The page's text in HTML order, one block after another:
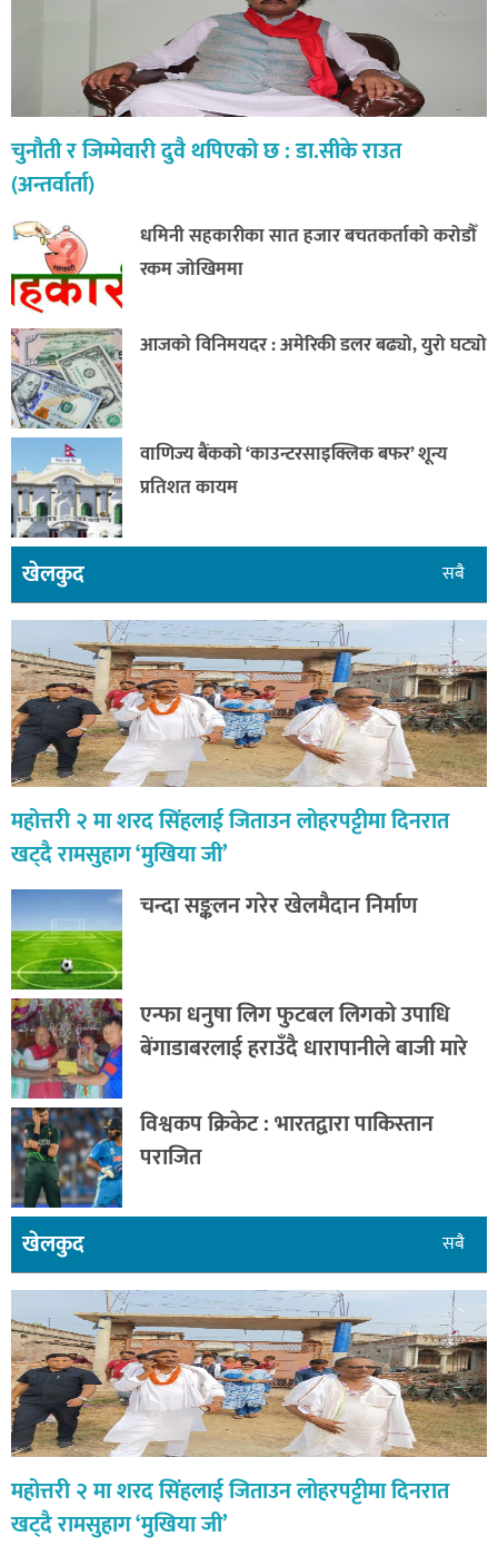
चुनौती र जिम्मेवारी दुवै थपिएको छ : डा.सीके राउत
(अन्तर्वार्ता)
धमिनी सहकारीका सात हजार बचतकर्ताको करोडौँ
रकम जोखिममा
आजको विनिमयदर : अमेरिकी डलर बढ्यो, युरो घट्यो
वाणिज्य बैंकको ‘काउन्टरसाइक्लिक बफर’ शून्य
प्रतिशत कायम
खेलकुद सबै
महोत्तरी २ मा शरद सिंहलाई जिताउन लोहरपट्टीमा दिनरात
खट्दै रामसुहाग ‘मुखिया जी’
चन्दा सङ्कलन गरेर खेलमैदान निर्माण
एन्फा धनुषा लिग फुटबल लिगको उपाधि
बेंगाडाबरलाई हराउँदै धारापानीले बाजी मारे
विश्वकप क्रिकेट : भारतद्वारा पाकिस्तान
पराजित
खेलकुद सबै
महोत्तरी २ मा शरद सिंहलाई जिताउन लोहरपट्टीमा दिनरात
खट्दै रामसुहाग ‘मुखिया जी’